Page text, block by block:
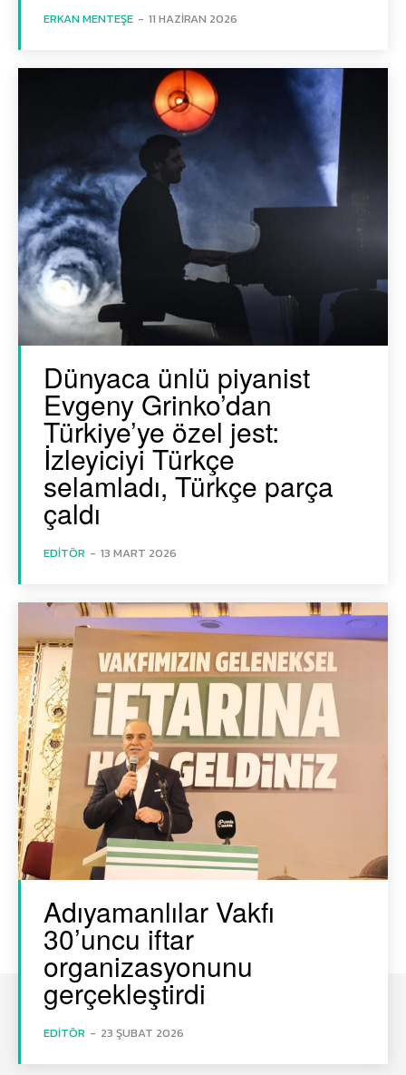
ERKAN MENTEŞE - 11 HAZIRAN 2026
Dünyaca ünlü piyanist
Evgeny Grinko’dan
Türkiye’ye özel jest:
İzleyiciyi Türkçe
selamladı, Türkçe parça
çaldı
EDITÖR - 13 MART 2026
Adıyamanlılar Vakfı
30’uncu iftar
organizasyonunu
gerçekleştirdi
EDITÖR - 23 ŞUBAT 2026